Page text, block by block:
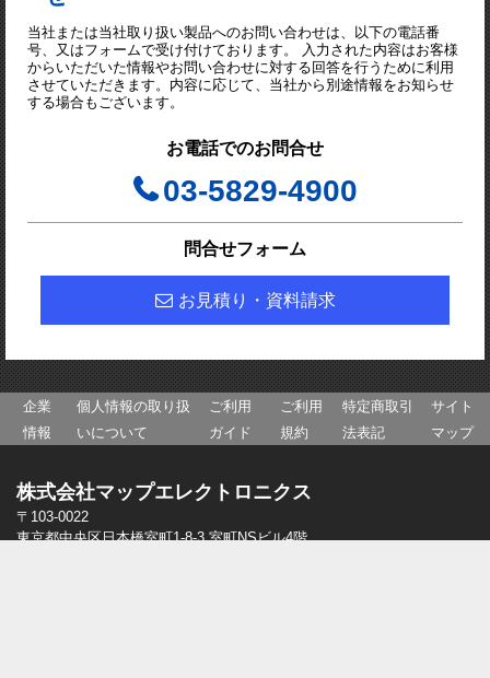
当社または当社取り扱い製品へのお問い合わせは、以下の電話番
号、又はフォームで受け付けております。 入力された内容はお客様
からいただいた情報やお問い合わせに対する回答を行うために利用
させていただきます。内容に応じて、当社から別途情報をお知らせ
する場合もございます。
お電話でのお問合せ
03-5829-4900
問合せフォーム
お見積り・資料請求
企業
情報
個人情報の取り扱
いについて
ご利用
ガイド
ご利用
規約
特定商取引
法表記
サイト
マップ
株式会社マップエレクトロニクス
〒103-0022
東京都中央区日本橋室町1-8-3 室町NSビル4階